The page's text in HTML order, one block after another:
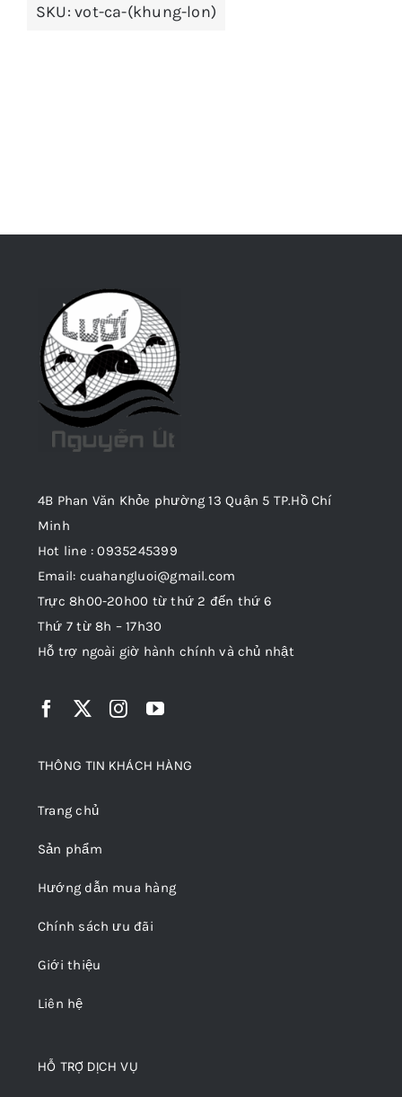
SKU:vot-ca-(khung-lon)
4B Phan Văn Khỏe phường 13 Quận 5 TP.Hồ Chí
Minh
Hot line : 0935245399
Email: cuahangluoi@gmail.com
Trực 8h00-20h00 từ thứ 2 đến thứ 6
Thứ 7 từ 8h – 17h30
Hỗ trợ ngoài giờ hành chính và chủ nhật
THÔNG TIN KHÁCH HÀNG
Trang chủ
Sản phẩm
Hướng dẫn mua hàng
Chính sách ưu đãi
Giới thiệu
Liên hệ
HỖ TRỢ DỊCH VỤ